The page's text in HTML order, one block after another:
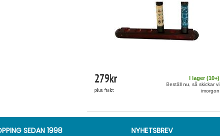
279kr
plus frakt
I lager (10+)
Beställ nu, så skickar vi
imorgon
SEDAN 1998 NYHETSBREV